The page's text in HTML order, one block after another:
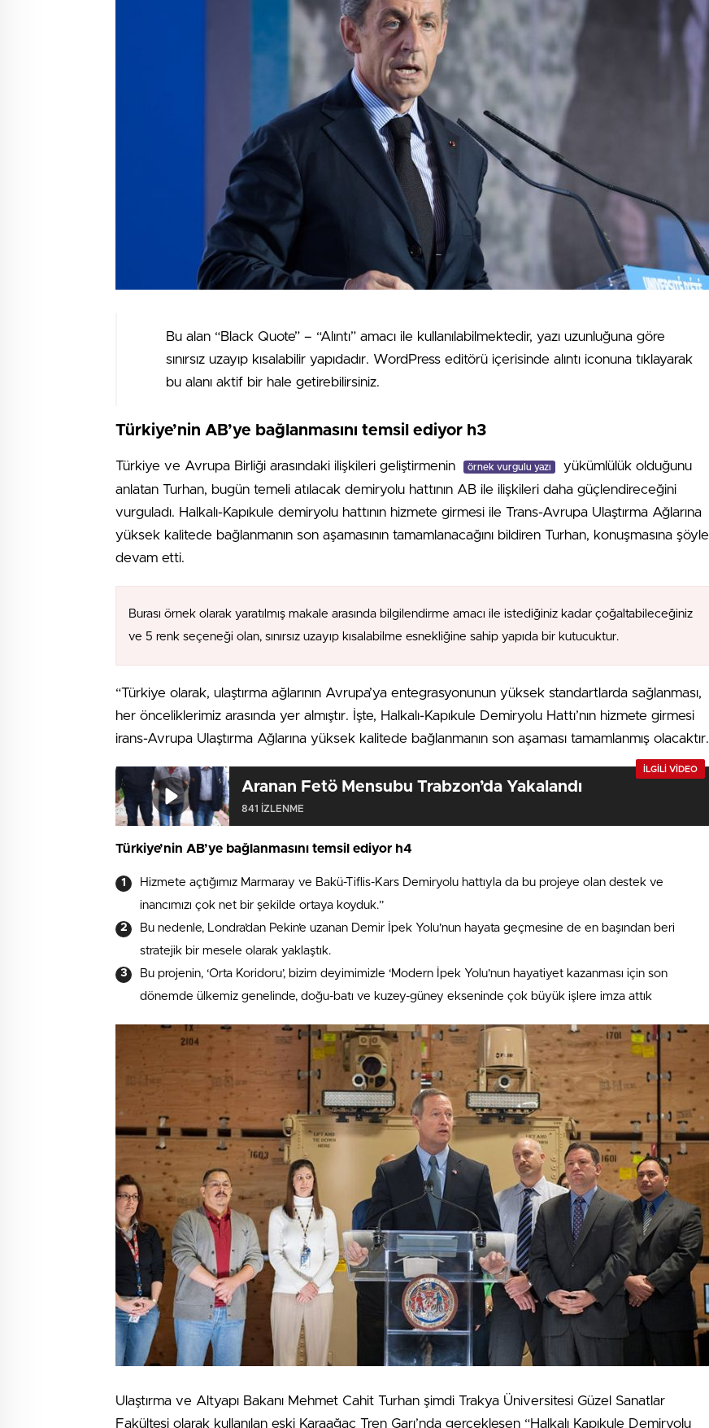
Bu alan “Black Quote” – “Alıntı” amacı ile kullanılabilmektedir, yazı uzunluğuna göre
sınırsız uzayıp kısalabilir yapıdadır. WordPress editörü içerisinde alıntı iconuna tıklayarak
bu alanı aktif bir hale getirebilirsiniz.
Türkiye’nin AB’ye bağlanmasını temsil ediyor h3
Türkiye ve Avrupa Birliği arasındaki ilişkileri geliştirmenin örnek vurgulu yazı
yükümlülük olduğunu
anlatan Turhan, bugün temeli atılacak demiryolu hattının AB ile ilişkileri daha güçlendireceğini
vurguladı. Halkalı-Kapıkule demiryolu hattının hizmete girmesi ile Trans-Avrupa Ulaştırma Ağlarına
yüksek kalitede bağlanmanın son aşamasının tamamlanacağını bildiren Turhan, konuşmasına şöyle
devam etti.
Burası örnek olarak yaratılmış makale arasında bilgilendirme amacı ile istediğiniz kadar çoğaltabileceğiniz
ve 5 renk seçeneği olan, sınırsız uzayıp kısalabilme esnekliğine sahip yapıda bir kutucuktur.
“Türkiye olarak, ulaştırma ağlarının Avrupa’ya entegrasyonunun yüksek standartlarda sağlanması,
her önceliklerimiz arasında yer almıştır. İşte, Halkalı-Kapıkule Demiryolu Hattı’nın hizmete girmesi
irans-Avrupa Ulaştırma Ağlarına yüksek kalitede bağlanmanın son aşaması tamamlanmış olacaktır.
İLGİLİ VİDEO
Aranan Fetö Mensubu Trabzon’da Yakalandı
841 IZLENME
Türkiye’nin AB’ye bağlanmasını temsil ediyor h4
Hizmete açtığımız Marmaray ve Bakü-Tiflis-Kars Demiryolu hattıyla da bu projeye olan destek ve
inancımızı çok net bir şekilde ortaya koyduk.”
Bu nedenle, Londra’dan Pekin’e uzanan Demir İpek Yolu’nun hayata geçmesine de en başından beri
stratejik bir mesele olarak yaklaştık.
Bu projenin, ‘Orta Koridoru’, bizim deyimimizle ‘Modern İpek Yolu’nun hayatiyet kazanması için son
dönemde ülkemiz genelinde, doğu-batı ve kuzey-güney ekseninde çok büyük işlere imza attık
Ulaştırma ve Altyapı Bakanı Mehmet Cahit Turhan şimdi Trakya Üniversitesi Güzel Sanatlar
Fakültesi olarak kullanılan eski Karaağaç Tren Garı’nda gerçekleşen “Halkalı Kapıkule Demiryolu